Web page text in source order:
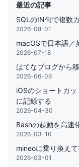
最近の記事
SQLのIN句で複数
2026-08-01
macOSで日本語／
2026-07-18
はてなブログから
2026-06-06
iOSのショートカ
に記録する
2026-04-30
Bashの起動を高速
2026-03-16
mineoに乗り換え
2026-03-01